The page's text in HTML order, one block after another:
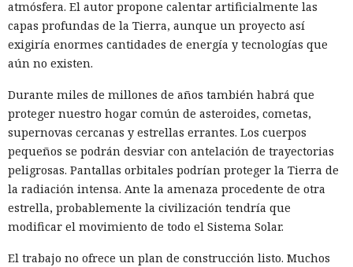
atmósfera. El autor propone calentar artificialmente las
capas profundas de la Tierra, aunque un proyecto así
exigiría enormes cantidades de energía y tecnologías que
aún no existen.
Durante miles de millones de años también habrá que
proteger nuestro hogar común de asteroides, cometas,
supernovas cercanas y estrellas errantes. Los cuerpos
pequeños se podrán desviar con antelación de trayectorias
peligrosas. Pantallas orbitales podrían proteger la Tierra de
la radiación intensa. Ante la amenaza procedente de otra
estrella, probablemente la civilización tendría que
modificar el movimiento de todo el Sistema Solar.
El trabajo no ofrece un plan de construcción listo. Muchos